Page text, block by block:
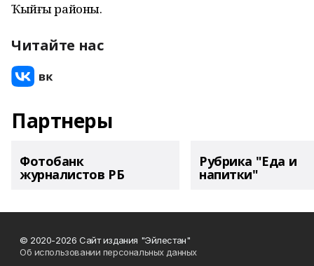
Ҡыйғы районы.
Читайте нас
Партнеры
Фотобанк
журналистов РБ
Рубрика "Еда и
напитки"
© 2020-2026 Сайт издания "Эйлестан"
Об использовании персональных данных